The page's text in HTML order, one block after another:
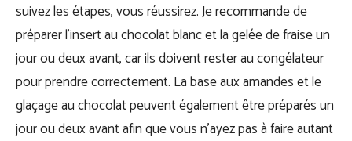
suivez les étapes, vous réussirez. Je recommande de
préparer l’insert au chocolat blanc et la gelée de fraise un
jour ou deux avant, car ils doivent rester au congélateur
pour prendre correctement. La base aux amandes et le
glaçage au chocolat peuvent également être préparés un
jour ou deux avant afin que vous n’ayez pas à faire autant